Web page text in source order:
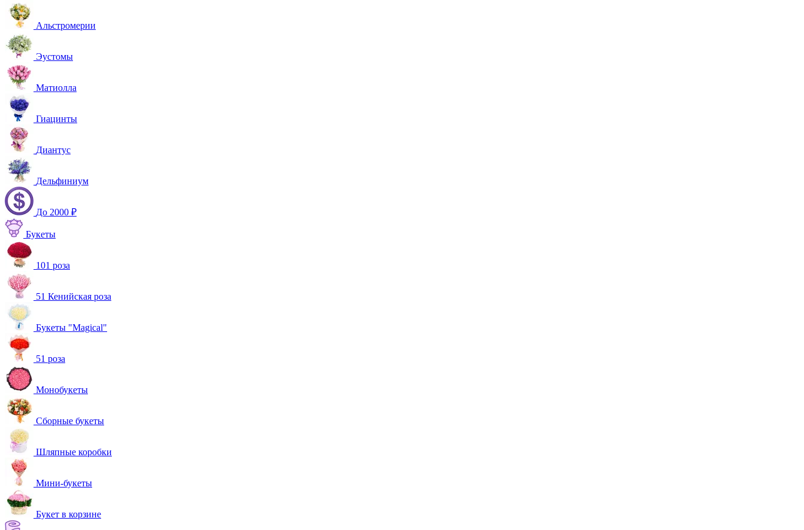
Альстромерии
Эустомы
Матиолла
Гиацинты
Диантус
Дельфиниум
До 2000 ₽
Букеты
101 роза
51 Кенийская роза
Букеты "Magical"
51 роза
Монобукеты
Сборные букеты
Шляпные коробки
Мини-букеты
Букет в корзине